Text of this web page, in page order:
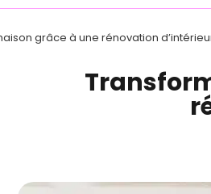
grâce à une rénovation